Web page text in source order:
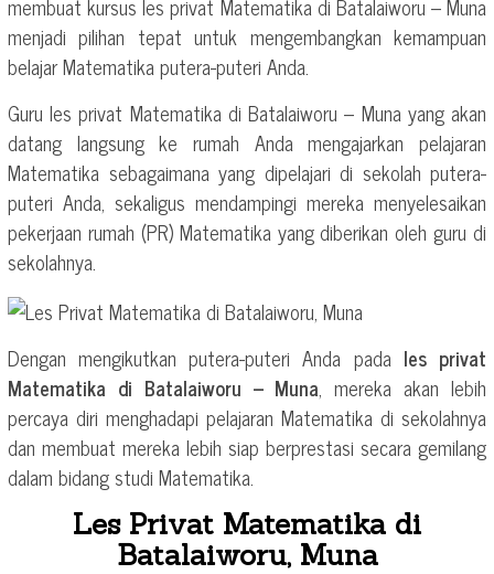
membuat kursus les privat Matematika di Batalaiworu – Muna
menjadi pilihan tepat untuk mengembangkan kemampuan
belajar Matematika putera-puteri Anda.
Guru les privat Matematika di Batalaiworu – Muna yang akan
datang langsung ke rumah Anda mengajarkan pelajaran
Matematika sebagaimana yang dipelajari di sekolah putera-
puteri Anda, sekaligus mendampingi mereka menyelesaikan
pekerjaan rumah (PR) Matematika yang diberikan oleh guru di
sekolahnya.
Dengan mengikutkan putera-puteri Anda pada les privat
Matematika di Batalaiworu – Muna, mereka akan lebih
percaya diri menghadapi pelajaran Matematika di sekolahnya
dan membuat mereka lebih siap berprestasi secara gemilang
dalam bidang studi Matematika.
Les Privat Matematika di
Batalaiworu, Muna